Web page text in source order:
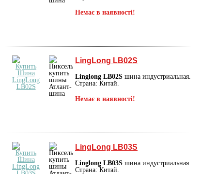
Немає в наявності!
LingLong LB02S
Linglong LB02S шина индустриальная.
Страна: Китай.
Немає в наявності!
LingLong LB03S
Linglong LB03S шина индустриальная.
Страна: Китай.